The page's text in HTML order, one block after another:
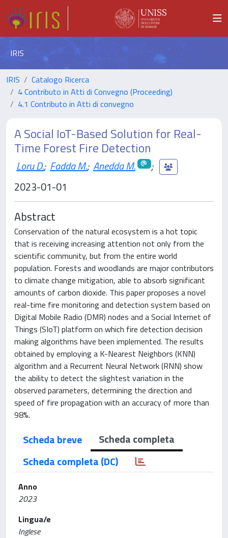
IRIS
IRIS
Catalogo Ricerca
4 Contributo in Atti di Convegno (Proceeding)
4.1 Contributo in Atti di convegno
A Social IoT-Based Solution for Real-
Time Forest Fire Detection
Loru D.; Fadda M.; Anedda M.
;
2023-01-01
Abstract
Conservation of the natural ecosystem is a hot topic
that is receiving increasing attention not only from the
scientific community, but from the entire world
population. Forests and woodlands are major contributors
to climate change mitigation, able to absorb significant
amounts of carbon dioxide. This paper proposes a novel
real-time fire monitoring and detection system based on
Digital Mobile Radio (DMR) nodes and a Social Internet of
Things (SIoT) platform on which fire detection decision
making algorithms have been implemented. The results
obtained by employing a K-Nearest Neighbors (KNN)
algorithm and a Recurrent Neural Network (RNN) show
the ability to detect the slightest variation in the
observed parameters, determining the direction and
speed of fire propagation with an accuracy of more than
98%.
Scheda breve
Scheda completa
Scheda completa (DC)
Anno
2023
Lingua/e
Inglese